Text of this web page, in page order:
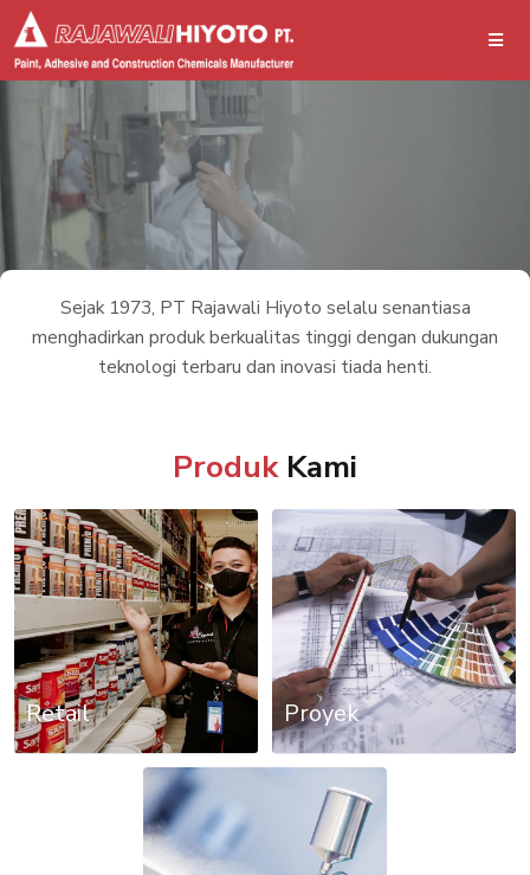
Sejak 1973, PT Rajawali Hiyoto selalu senantiasa
menghadirkan produk berkualitas tinggi dengan dukungan
teknologi terbaru dan inovasi tiada henti.
ProdukKami
Retail Proyek